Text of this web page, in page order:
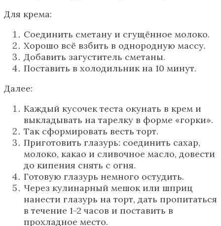
Для крема:
Соединить сметану и сгущённое молоко.
Хорошо всё взбить в однородную массу.
Добавить загуститель сметаны.
Поставить в холодильник на 10 минут.
Далее:
Каждый кусочек теста окунать в крем и
выкладывать на тарелку в форме «горки».
Так сформировать весть торт.
Приготовить глазурь: соединить сахар,
молоко, какао и сливочное масло, довести
до кипения снять с огня.
Готовую глазурь немного остудить.
Через кулинарный мешок или шприц
нанести глазурь на торт, дать пропитаться
в течение 1-2 часов и поставить в
прохладное место.